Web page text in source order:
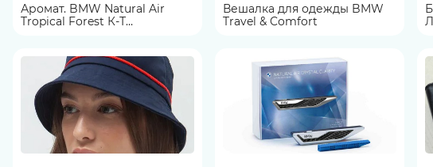
Аромат. BMW Natural Air
Tropical Forest К-Т
Вешалка для одежды BMW
Travel & Comfort